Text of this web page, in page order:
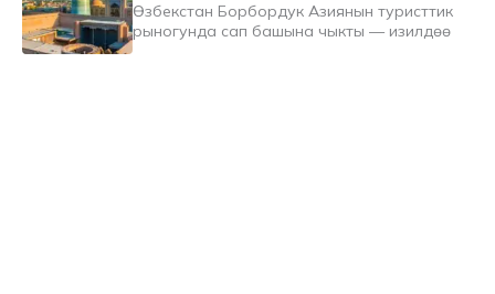
Өзбекстан Борбордук Азиянын туристтик
рыногунда сап башына чыкты — изилдөө